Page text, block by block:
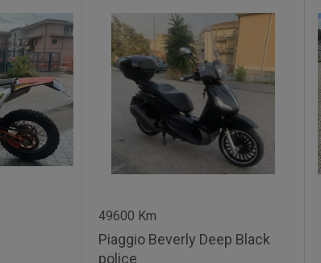
49600 Km
Piaggio Beverly Deep Black
police